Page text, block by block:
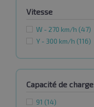
Vitesse
W - 270 km/h (47)
Y - 300 km/h (116)
Capacité de charge
91 (14)